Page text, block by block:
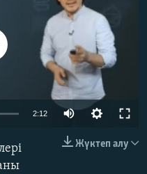
available
2:12
Жүктеп алу